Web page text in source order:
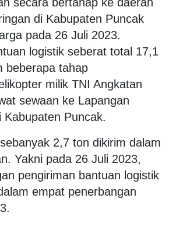
di Kabupaten Puncak
pada 26 Juli 2023.
logistik seberat total 17,1
beberapa tahap
milik TNI Angkatan
sewaan ke Lapangan
Kabupaten Puncak.
2,7 ton dikirim dalam
Yakni pada 26 Juli 2023,
pengiriman bantuan logistik
empat penerbangan